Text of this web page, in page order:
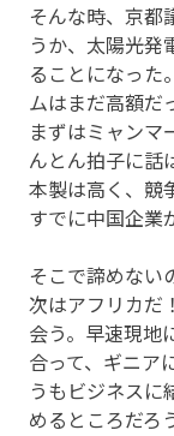
そんな時、京都
うか、太陽光発
ることになった
ムはまだ高額だ
まずはミャンマ
んとん拍子に話
本製は高く、競
すでに中国企業
そこで諦めない
次はアフリカだ
会う。早速現地
合って、ギニア
うもビジネスに
めるところだろ